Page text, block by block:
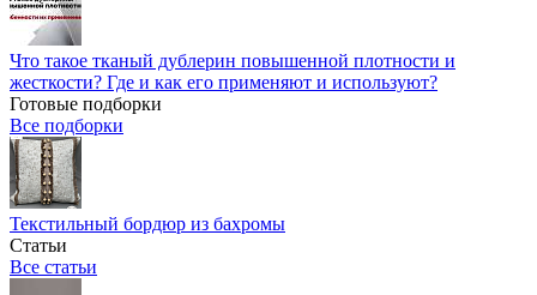
Что такое тканый дублерин повышенной плотности и
жесткости? Где и как его применяют и используют?
Готовые подборки
Все подборки
Текстильный бордюр из бахромы
Статьи
Все статьи